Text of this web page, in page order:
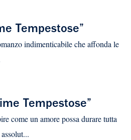
Tempestose”
indimenticabile che affonda le
Tempestose”
come un amore possa durare tutta